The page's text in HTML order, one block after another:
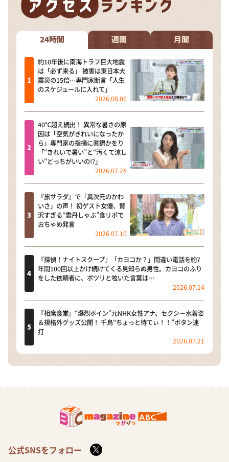
24時間 週間 月間
約10年後に南海トラフ巨大地震
は「必ず来る」 被害は東日本大
震災の15倍…専門家断言「人生
のスケジュールに入れて」
2026.08.06
40℃超え続出！ 異常な暑さの原
因は「空気がきれいになったか
ら」専門家の指摘に眞鍋かをり
「“きれいで暑い”と“汚くて涼し
い”どっちがいいの!?」
2026.07.28
『旅サラダ』で「異次元のかわ
いさ」の声！ 初ゲスト女優、贅
沢すぎる“雲丹しゃぶ”食リポで
おちゃめ発言
2026.07.10
『探偵！ナイトスクープ』「カヨコか？」間違い電話を約7
年間100回以上かけ続けてくる見知らぬ男性。カヨコのふり
をした依頼者に、ポツリと呟いた言葉は…
2026.07.14
『相席食堂』“爆烈ボイン”元NHK女性アナ、セクシー水着姿
＆規格外グッズ公開！ 千鳥“ちょっと待てぃ！！”ボタン連
打
2026.07.21
公式SNSをフォロー